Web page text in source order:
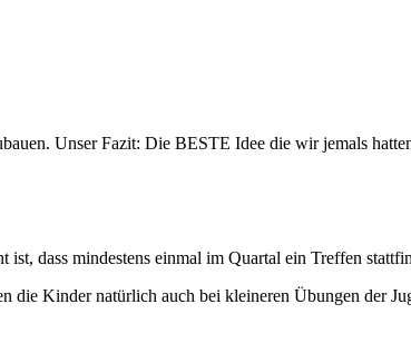
Unser Fazit: Die BESTE Idee die wir jemals
dass mindestens einmal im Quartal ein Treffen
die Kinder natürlich auch bei kleineren Übungen der